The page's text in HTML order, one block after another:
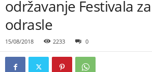
održavanje Festivala
odrasle
15/08/2018 2233 0